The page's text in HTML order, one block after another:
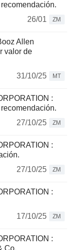
26/01
ZM
Allen
valor de
31/10/25
MT
:
27/10/25
ZM
:
27/10/25
ZM
:
17/10/25
ZM
: